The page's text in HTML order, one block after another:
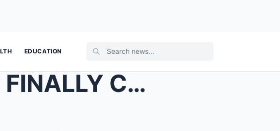
EDUCATION
At 83, Paul McCartney FINALLY Confirms The Rumors ...